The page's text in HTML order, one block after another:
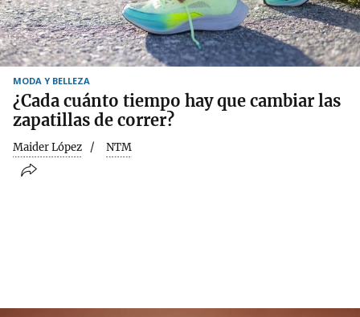
MODA Y BELLEZA
¿Cada cuánto tiempo hay que cambiar las
zapatillas de correr?
Maider López NTM